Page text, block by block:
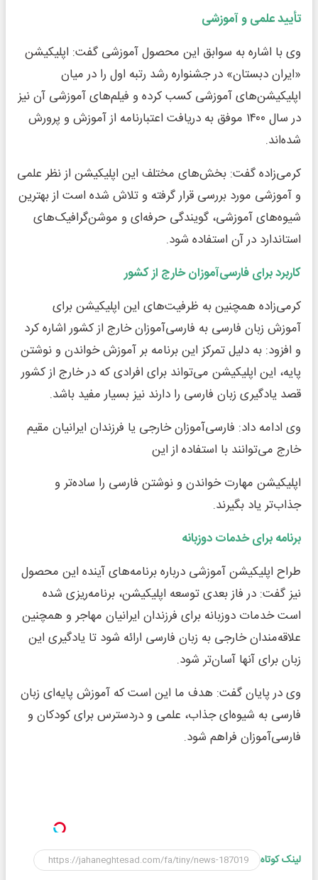
تأیید علمی و آموزشی
وی با اشاره به سوابق این محصول آموزشی گفت: اپلیکیشن
«ایران دبستان» در جشنواره رشد رتبه اول را در میان
اپلیکیشن‌های آموزشی کسب کرده و فیلم‌های آموزشی آن نیز
در سال ۱۴۰۰ موفق به دریافت اعتبارنامه از آموزش و پرورش
شده‌اند.
کرمی‌زاده گفت: بخش‌های مختلف این اپلیکیشن از نظر علمی
و آموزشی مورد بررسی قرار گرفته و تلاش شده است از بهترین
شیوه‌های آموزشی، گویندگی حرفه‌ای و موشن‌گرافیک‌های
استاندارد در آن استفاده شود.
کاربرد برای فارسی‌آموزان خارج از کشور
کرمی‌زاده همچنین به ظرفیت‌های این اپلیکیشن برای
آموزش زبان فارسی به فارسی‌آموزان خارج از کشور اشاره کرد
و افزود: به دلیل تمرکز این برنامه بر آموزش خواندن و نوشتن
پایه، این اپلیکیشن می‌تواند برای افرادی که در خارج از کشور
قصد یادگیری زبان فارسی را دارند نیز بسیار مفید باشد.
وی ادامه داد: فارسی‌آموزان خارجی یا فرزندان ایرانیان مقیم
خارج می‌توانند با استفاده از این
اپلیکیشن مهارت خواندن و نوشتن فارسی را ساده‌تر و
جذاب‌تر یاد بگیرند.
برنامه برای خدمات دوزبانه
طراح اپلیکیشن آموزشی درباره برنامه‌های آینده این محصول
نیز گفت: در فاز بعدی توسعه اپلیکیشن، برنامه‌ریزی شده
است خدمات دوزبانه برای فرزندان ایرانیان مهاجر و همچنین
علاقه‌مندان خارجی به زبان فارسی ارائه شود تا یادگیری این
زبان برای آنها آسان‌تر شود.
وی در پایان گفت: هدف ما این است که آموزش پایه‌ای زبان
فارسی به شیوه‌ای جذاب، علمی و دردسترس برای کودکان و
فارسی‌آموزان فراهم شود.
لینک کوتاه